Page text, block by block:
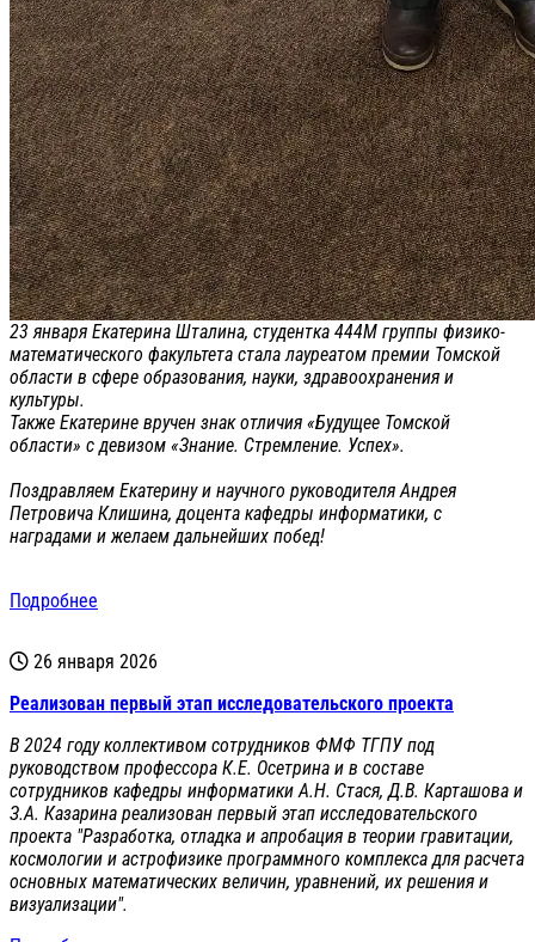
23 января Екатерина Шталина, студентка 444М группы физико-
математического факультета стала лауреатом премии Томской
области в сфере образования, науки, здравоохранения и
культуры.
Также Екатерине вручен знак отличия «Будущее Томской
области» с девизом «Знание. Стремление. Успех».
Поздравляем Екатерину и научного руководителя Андрея
Петровича Клишина, доцента кафедры информатики, с
наградами и желаем дальнейших побед!
Подробнее
26 января 2026
Реализован первый этап исследовательского проекта
В 2024 году коллективом сотрудников ФМФ ТГПУ под
руководством профессора К.Е. Осетрина и в составе
сотрудников кафедры информатики А.Н. Стася, Д.В. Карташова и
З.А. Казарина реализован первый этап исследовательского
проекта "Разработка, отладка и апробация в теории гравитации,
космологии и астрофизике программного комплекса для расчета
основных математических величин, уравнений, их решения и
визуализации".